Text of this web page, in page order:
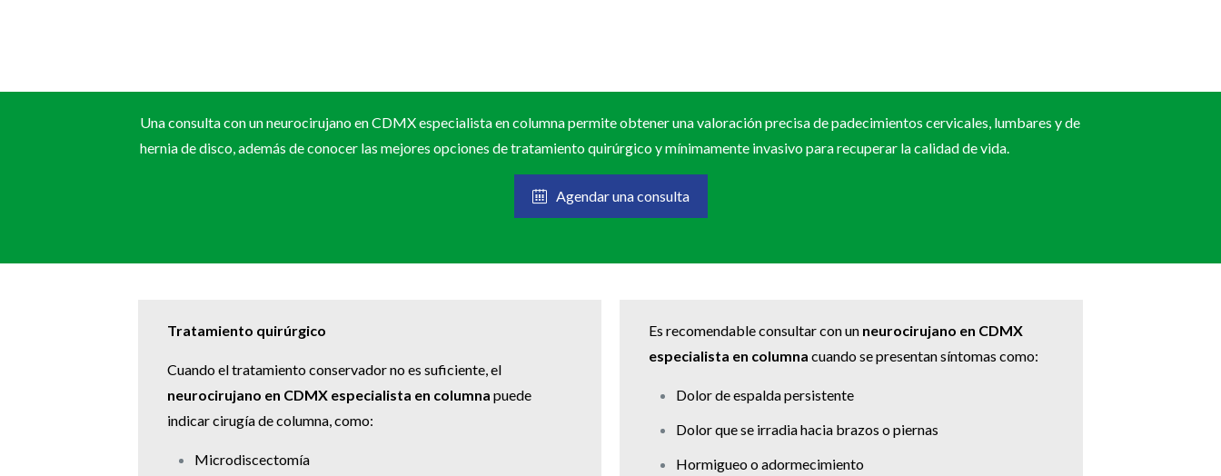
Una consulta con un neurocirujano en CDMX especialista en columna permite obtener una valoración precisa de padecimientos cervicales, lumbares y de
hernia de disco, además de conocer las mejores opciones de tratamiento quirúrgico y mínimamente invasivo para recuperar la calidad de vida.
Agendar una consulta
Tratamiento quirúrgico
Cuando el tratamiento conservador no es suficiente, el
neurocirujano en CDMX especialista en columna puede
indicar cirugía de columna, como:
Microdiscectomía
Es recomendable consultar con un neurocirujano en CDMX
especialista en columna cuando se presentan síntomas como:
Dolor de espalda persistente
Dolor que se irradia hacia brazos o piernas
Hormigueo o adormecimiento